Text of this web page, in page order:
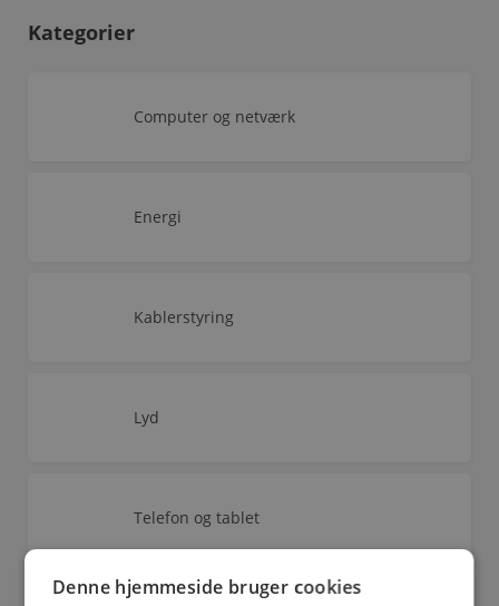
Kategorier
Computer og netværk
Energi
Kablerstyring
Lyd
Telefon og tablet
Denne hjemmeside bruger cookies